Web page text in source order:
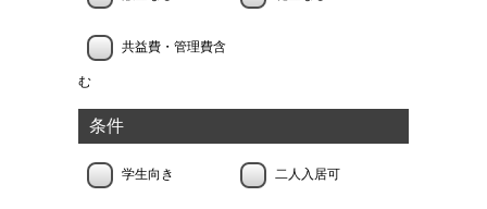
共益費・管理費含
む
条件
学生向き 二人入居可